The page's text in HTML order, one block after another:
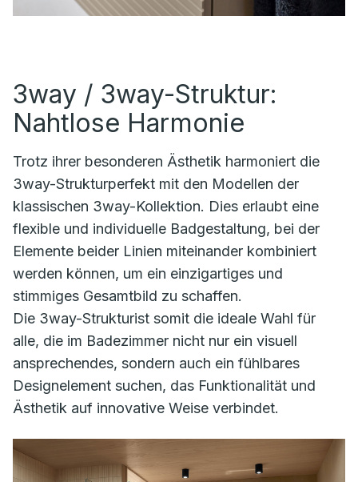
3way / 3way-Struktur:
Nahtlose Harmonie
Trotz ihrer besonderen Ästhetik harmoniert die
3way-Strukturperfekt mit den Modellen der
klassischen 3way-Kollektion. Dies erlaubt eine
flexible und individuelle Badgestaltung, bei der
Elemente beider Linien miteinander kombiniert
werden können, um ein einzigartiges und
stimmiges Gesamtbild zu schaffen.
Die 3way-Strukturist somit die ideale Wahl für
alle, die im Badezimmer nicht nur ein visuell
ansprechendes, sondern auch ein fühlbares
Designelement suchen, das Funktionalität und
Ästhetik auf innovative Weise verbindet.